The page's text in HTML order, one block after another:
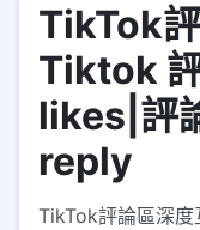
TikTok
Tiktok
likes|評
reply
TikTok評論區深度